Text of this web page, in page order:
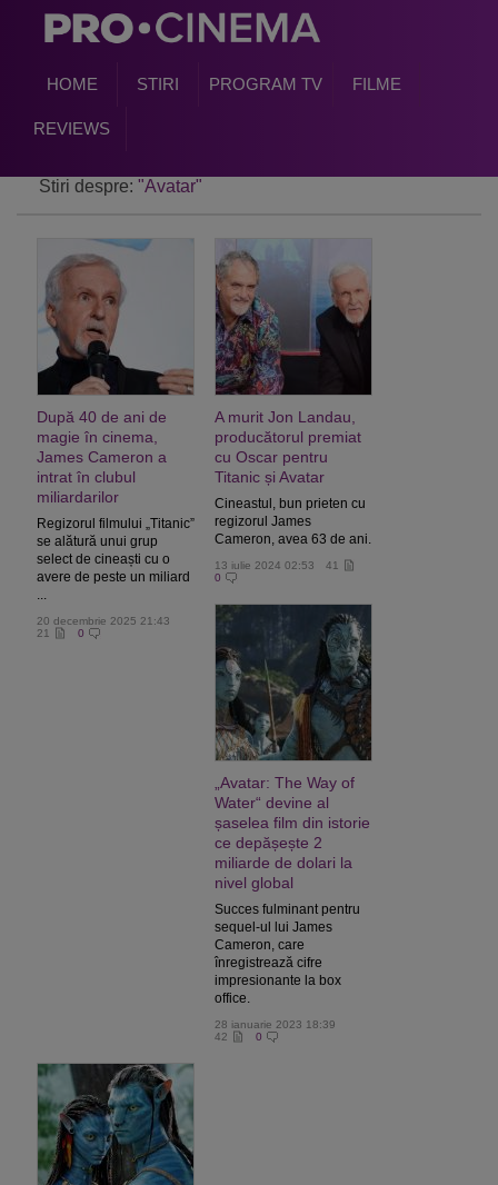
HOME STIRI PROGRAM TV FILME
REVIEWS
Stiri despre: "Avatar"
După 40 de ani de
magie în cinema,
James Cameron a
intrat în clubul
miliardarilor
Regizorul filmului „Titanic”
se alătură unui grup
select de cineaști cu o
avere de peste un miliard
...
20 decembrie 2025 21:43
21
0
A murit Jon Landau,
producătorul premiat
cu Oscar pentru
Titanic și Avatar
Cineastul, bun prieten cu
regizorul James
Cameron, avea 63 de ani.
13 iulie 2024 02:53
41
0
„Avatar: The Way of
Water“ devine al
șaselea film din istorie
ce depășește 2
miliarde de dolari la
nivel global
Succes fulminant pentru
sequel-ul lui James
Cameron, care
înregistrează cifre
impresionante la box
office.
28 ianuarie 2023 18:39
42
0